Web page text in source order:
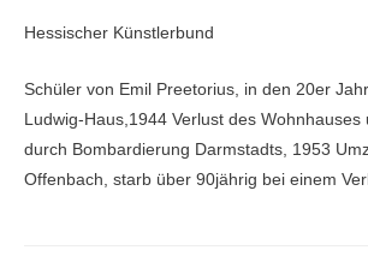
Hessischer Künstlerbund
Schüler von Emil Preetorius, in den 20er
Ludwig-­Haus,1944 Verlust des
durch Bombardierung Darmstadts, 1953
Offenbach, starb über 90jährig bei einem